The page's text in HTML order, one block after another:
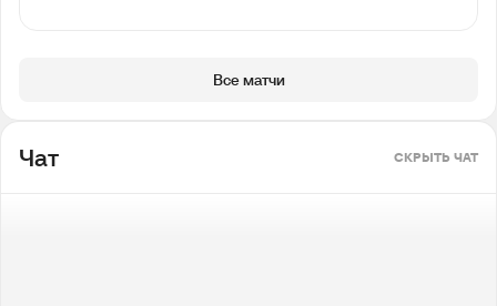
Все матчи
Чат СКРЫТЬ ЧАТ